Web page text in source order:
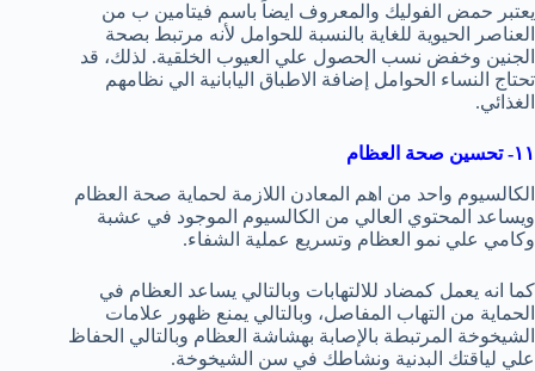
يعتبر حمض الفوليك والمعروف ايضاً باسم فيتامين ب من
العناصر الحيوية للغاية بالنسبة للحوامل لأنه مرتبط بصحة
الجنين وخفض نسب الحصول علي العيوب الخلقية. لذلك، قد
تحتاج النساء الحوامل إضافة الاطباق اليابانية الي نظامهم
الغذائي.
١١- تحسين صحة العظام
الكالسيوم واحد من اهم المعادن اللازمة لحماية صحة العظام
ويساعد المحتوي العالي من الكالسيوم الموجود في عشبة
وكامي علي نمو العظام وتسريع عملية الشفاء.
كما انه يعمل كمضاد للالتهابات وبالتالي يساعد العظام في
الحماية من التهاب المفاصل، وبالتالي يمنع ظهور علامات
الشيخوخة المرتبطة بالإصابة بهشاشة العظام وبالتالي الحفاظ
علي لياقتك البدنية ونشاطك في سن الشيخوخة.